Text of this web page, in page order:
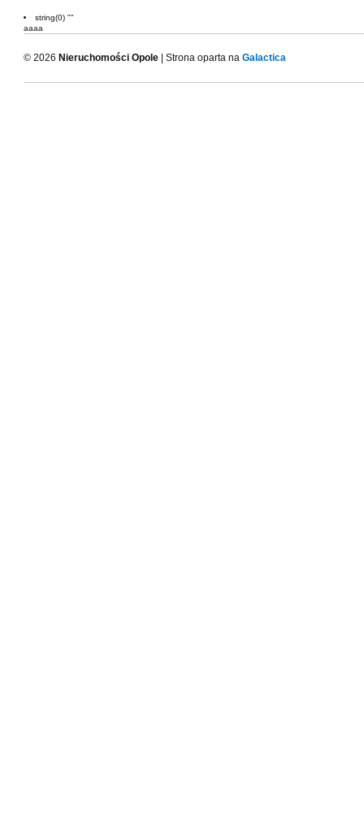
string(0) ""
aaaa
© 2026 Nieruchomości Opole | Strona oparta na Galactica